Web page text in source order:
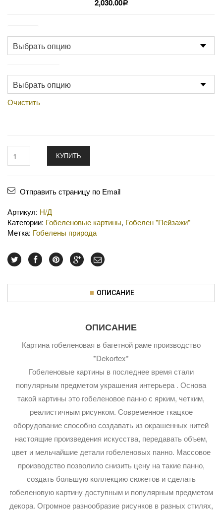
2,030.00Р
Очистить
КУПИТЬ
Отправить страницу по Email
Артикул: Н/Д
Категории: Гобеленовые картины, Гобелен "Пейзажи"
Метка: Гобелены природа
ОПИСАНИЕ
ОПИСАНИЕ
Картина гобеленовая в багетной раме производство
*Dekortex*
Гобеленовые картины в последнее время стали
популярным предметом украшения интерьера . Основа
такой картины это гобеленовое панно с ярким, четким,
реалистичным рисунком. Современное ткацкое
оборудование способно создавать из окрашенных нитей
настоящие произведения искусства, передавать объем,
цвет и мельчайшие детали гобеленовых панно. Массовое
производство позволило снизить цену на такие панно,
создать большую коллекцию сюжетов и сделать
гобеленовую картину доступным и популярным предметом
декора. Огромное разнообразие рисунков в разных стилях,